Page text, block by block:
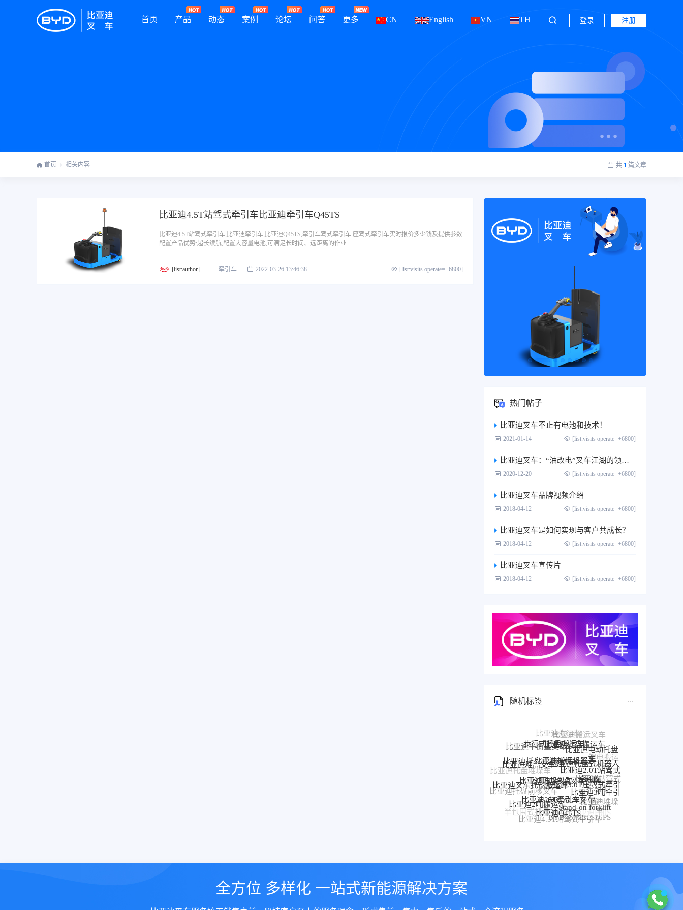
首页 产品 动态 案例 论坛 问答 更多 CN English VN TH 登录 注册
首页 相关内容 共 1 篇文章
比亚迪4.5T站驾式牵引车比亚迪牵引车Q45TS
比亚迪4.5T站驾式牵引车,比亚迪牵引车,比亚迪Q45TS,牵引车驾式牵引车 座驾式牵引车实时报价多少钱及提供参数
配置产品优势:超长续航,配置大容量电池,可满足长时间、远距离的作业
[list:author] 牵引车 2022-03-26 13:46:38 [list:visits operate=+6800]
热门帖子
比亚迪叉车不止有电池和技术！
2021-01-14 [list:visits operate=+6800]
比亚迪叉车：“油改电”叉车江湖的领跑者
2020-12-20 [list:visits operate=+6800]
比亚迪叉车品牌视频介绍
2018-04-12 [list:visits operate=+6800]
比亚迪叉车是如何实现与客户共成长？
2018-04-12 [list:visits operate=+6800]
比亚迪叉车宣传片
2018-04-12 [list:visits operate=+6800]
随机标签
比亚迪平衡重叉车
步行式托盘搬运车
比亚迪托盘搬运车
比亚迪电动托盘
车
比亚迪托盘堆垛车
比亚迪堆高叉车
比亚迪托盘式搬运机器人
比亚迪搬运机器人
比亚迪托盘式机器人
比亚迪2.0T站驾式
牵引车
比亚迪站驾式
牵引车
比亚迪牵
引车
比亚迪前移叉车
比亚迪托盘前移叉车
比亚迪叉车托盘搬运车
比亚迪堆垛叉车
比亚迪堆垛叉车价格
比亚迪3.0T座驾式牵引
车
比亚迪3吨牵引
车
比亚迪堆垛
车
比亚迪P30S
比亚迪站驾式托盘搬运车
比亚迪仓储叉车
半包围式托盘搬运车
比亚迪2吨搬运车
比亚迪25T牵引车
电动AGV叉车
Stand-on forklift
BYD forklift S16PS
比亚迪4.5T站驾式牵引车
比亚迪Q45TS
全方位 多样化 一站式新能源解决方案